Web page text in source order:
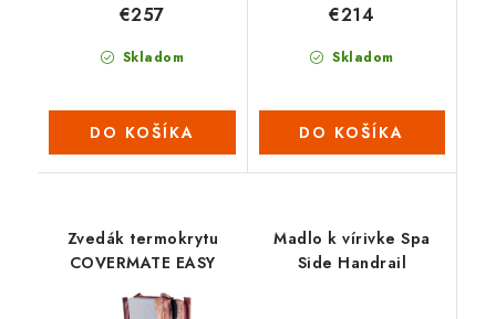
Skladom
€257
DO KOŠÍKA
Skladom
€214
DO KOŠÍKA
Zvedák termokrytu
COVERMATE EASY
Madlo k vírivke Spa
Side Handrail